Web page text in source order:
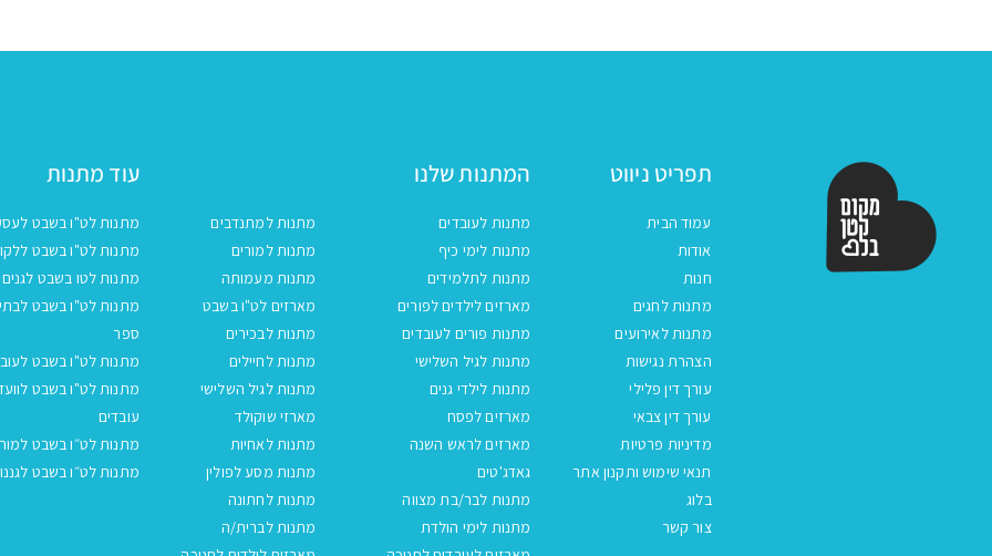
תפריט ניווט
עמוד הבית
אודות
חנות
מתנות לחגים
מתנות לאירועים
הצהרת נגישות
עורך דין פלילי
עורך דין צבאי
מדיניות פרטיות
תנאי שימוש ותקנון אתר
בלוג
צור קשר
המתנות שלנו
מתנות לעובדים
מתנות למתנדבים
מתנות לימי כיף
מתנות למורים
מתנות לתלמידים
מתנות מעמותה
מארזים לילדים לפורים
מארזים לט"ו בשבט
מתנות פורים לעובדים
מתנות לבכירים
מתנות לגיל השלישי
מתנות לחיילים
מתנות לילדי גנים
מתנות לגיל השלישי
מארזים לפסח
מארזי שוקולד
מארזים לראש השנה
מתנות לאחיות
גאדג'טים
מתנות מסע לפולין
מתנות לבר/בת מצווה
מתנות לחתונה
מתנות לימי הולדת
מתנות לברית/ה
עוד מתנות
מתנות לט"ו בשבט
מתנות לט"ו בשבט
מתנות לטו בשבט לגנים
מתנות לט"ו בשבט לבתי
ספר
מתנות לט"ו בשבט
מתנות לט"ו בשבט
עובדים
מתנות לט״ו בשבט
מתנות לט״ו בשבט